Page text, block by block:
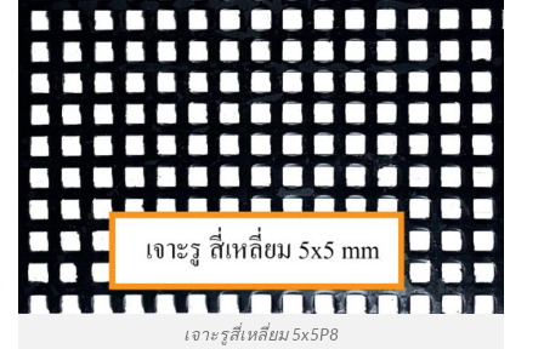
เจาะรูสี่เหลี่ยม 5x5P8